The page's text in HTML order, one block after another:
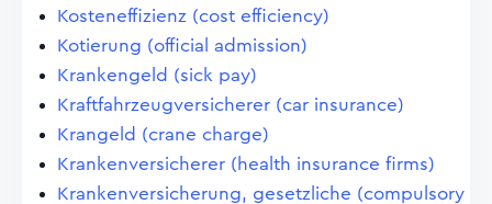
Kosteneffizienz (cost efficiency)
Kotierung (official admission)
Krankengeld (sick pay)
Kraftfahrzeugversicherer (car insurance)
Krangeld (crane charge)
Krankenversicherer (health insurance firms)
Krankenversicherung, gesetzliche (compulsory